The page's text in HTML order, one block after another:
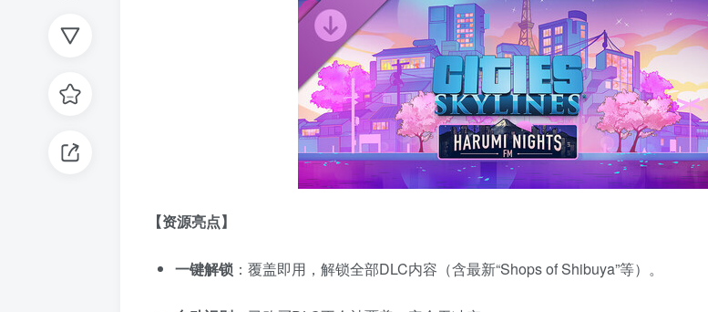
【资源亮点】
一键解锁 ：覆盖即用，解锁全部DLC内容（含最新“Shops of Shibuya”等）。